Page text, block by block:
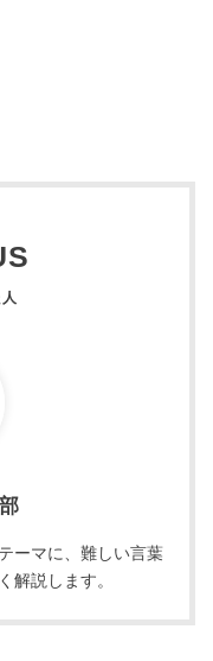
ーマに、難しい言葉
解説します。